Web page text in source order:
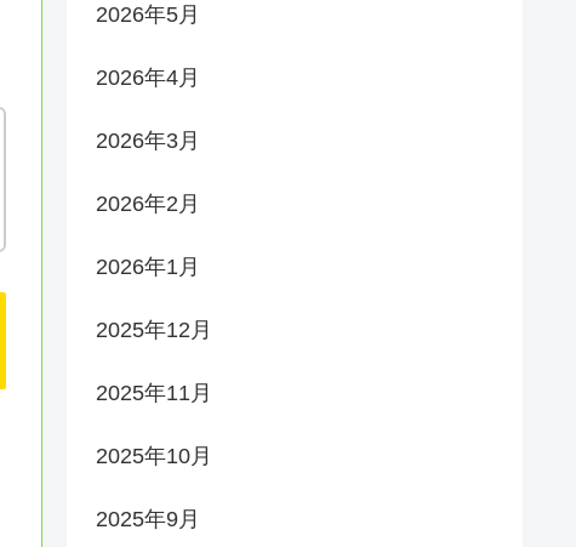
2026年5月
2026年4月
2026年3月
2026年2月
2026年1月
2025年12月
2025年11月
2025年10月
2025年9月